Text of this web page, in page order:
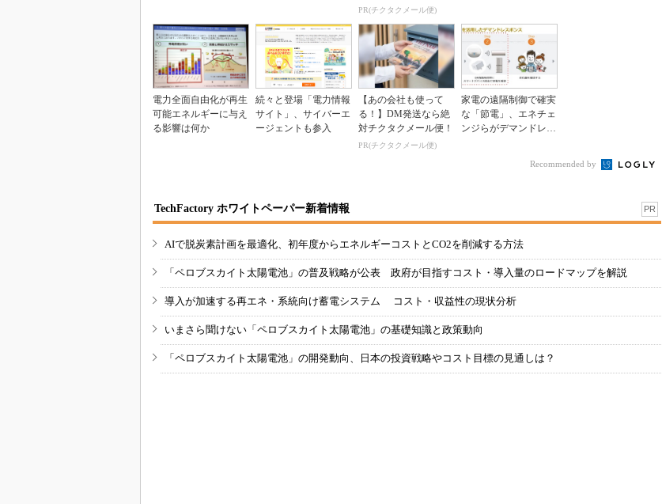
PR(チクタクメール便)
電力全面自由化が再生
可能エネルギーに与え
る影響は何か
続々と登場「電力情報
サイト」、サイバーエ
ージェントも参入
【あの会社も使って
る！】DM発送なら絶
対チクタクメール便！
PR(チクタクメール便)
家電の遠隔制御で確実
な「節電」、エネチェ
ンジらがデマンドレス
Recommended by
TechFactory ホワイトペーパー新着情報 PR
AIで脱炭素計画を最適化、初年度からエネルギーコストとCO2を削減する方法
「ペロブスカイト太陽電池」の普及戦略が公表 政府が目指すコスト・導入量のロードマップを解説
導入が加速する再エネ・系統向け蓄電システム コスト・収益性の現状分析
いまさら聞けない「ペロブスカイト太陽電池」の基礎知識と政策動向
「ペロブスカイト太陽電池」の開発動向、日本の投資戦略やコスト目標の見通しは？